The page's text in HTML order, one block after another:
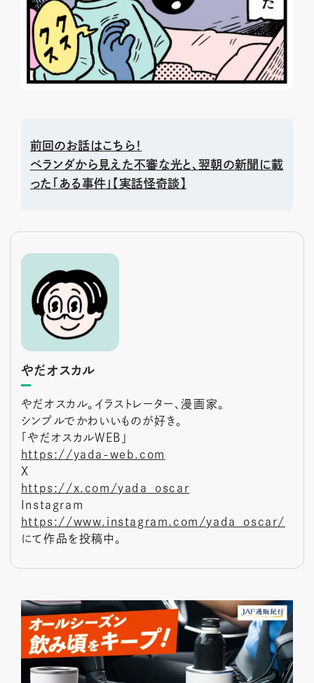
前回のお話はこちら！
ベランダから見えた不審な光と、翌朝の新聞に載
った「ある事件」【実話怪奇談】
やだオスカル
やだオスカル。イラストレーター、漫画家。
シンプルでかわいいものが好き。
「やだオスカルWEB」
https://yada-web.com
X
https://x.com/yada_oscar
Instagram
https://www.instagram.com/yada_oscar/
にて作品を投稿中。